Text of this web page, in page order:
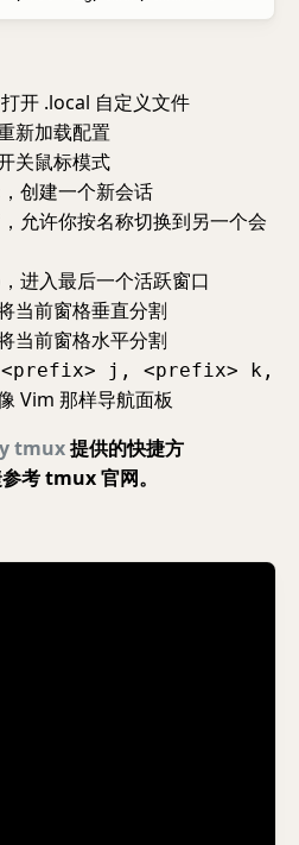
打开 .local 自定义文件
新加载配置
关鼠标模式
，创建一个新会话
，允许你按名称切换到另一个会
，进入最后一个活跃窗口
当前窗格垂直分割
当前窗格水平分割
j, <prefix> k,
Vim 那样导航面板
tmux提供的快捷方
考 tmux 官网。